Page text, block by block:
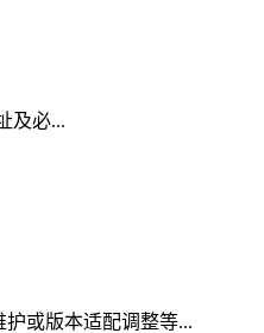
及必...
或版本适配调整等...